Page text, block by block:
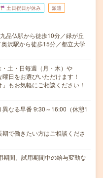
土日祝日が休み 派遣
品仏駅から徒歩10分／緑が丘
沢駅から徒歩15分／都立大学
土・日毎週（月・木）や
曜日をお選びいただけます！
」もお気軽にご相談ください！
なる早番 9:30～16:00（休憩1
で働きたい方はご相談くださ
間。試用期間中の給与変動な